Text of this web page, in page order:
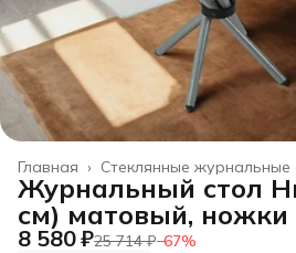
Стеклянные журнальные
Главная ›
Журнальный стол
см) матовый, ножки
8 580 ₽25 714 ₽−67%